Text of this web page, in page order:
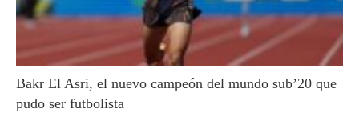
Bakr El Asri, el nuevo campeón del mundo sub’20 que
pudo ser futbolista